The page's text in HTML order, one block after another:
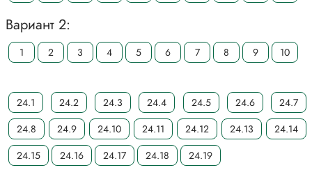
Вариант 2:
1 2 3 4 5 6 7 8 9 10
24.1 24.2 24.3 24.4 24.5 24.6
24.7
24.8
24.9 24.10 24.11 24.12 24.13
24.14
24.15
24.16 24.17 24.18 24.19